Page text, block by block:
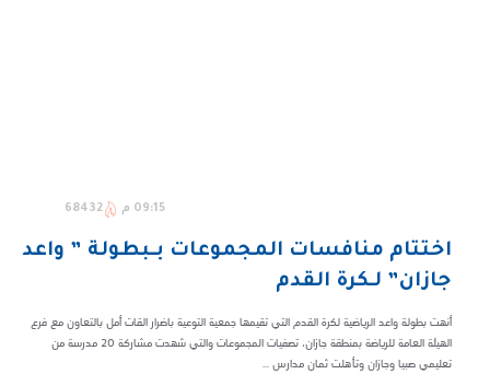
09:15 م 68432
اختتام منافسات المجموعات بـبطولة ” واعد
جازان” لـكرة القدم
أنهت بطولة واعد الرياضية لكرة القدم التي تقيمها جمعية التوعية باضرار القات أمل بالتعاون مع فرع
الهيئة العامة للرياضة بمنطقة جازان، تصفيات المجموعات والتي شهدت مشاركة 20 مدرسة من
تعليمي صبيا وجازان وتأهلت ثمان مدارس ...